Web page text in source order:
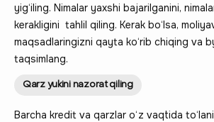
yig‘iling. Nimalar yaxshi bajarilganini,
kerakligini tahlil qiling. Kerak bo‘lsa,
maqsadlaringizni qayta ko‘rib chiqing va
taqsimlang.
Qarz yukini nazorat qiling
Barcha kredit va qarzlar o‘z vaqtida